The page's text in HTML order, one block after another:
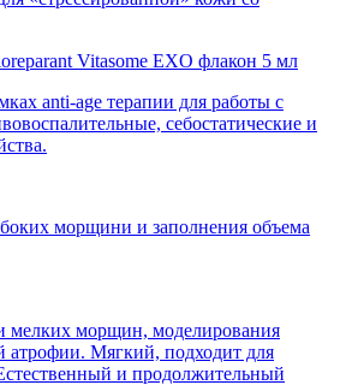
Vitasome EXO флакон 5 мл
anti-age терапии для работы с
себостатические и
морщини и заполнения объема
мелких морщин, моделирования
атрофии. Мягкий, подходит для
и продолжительный